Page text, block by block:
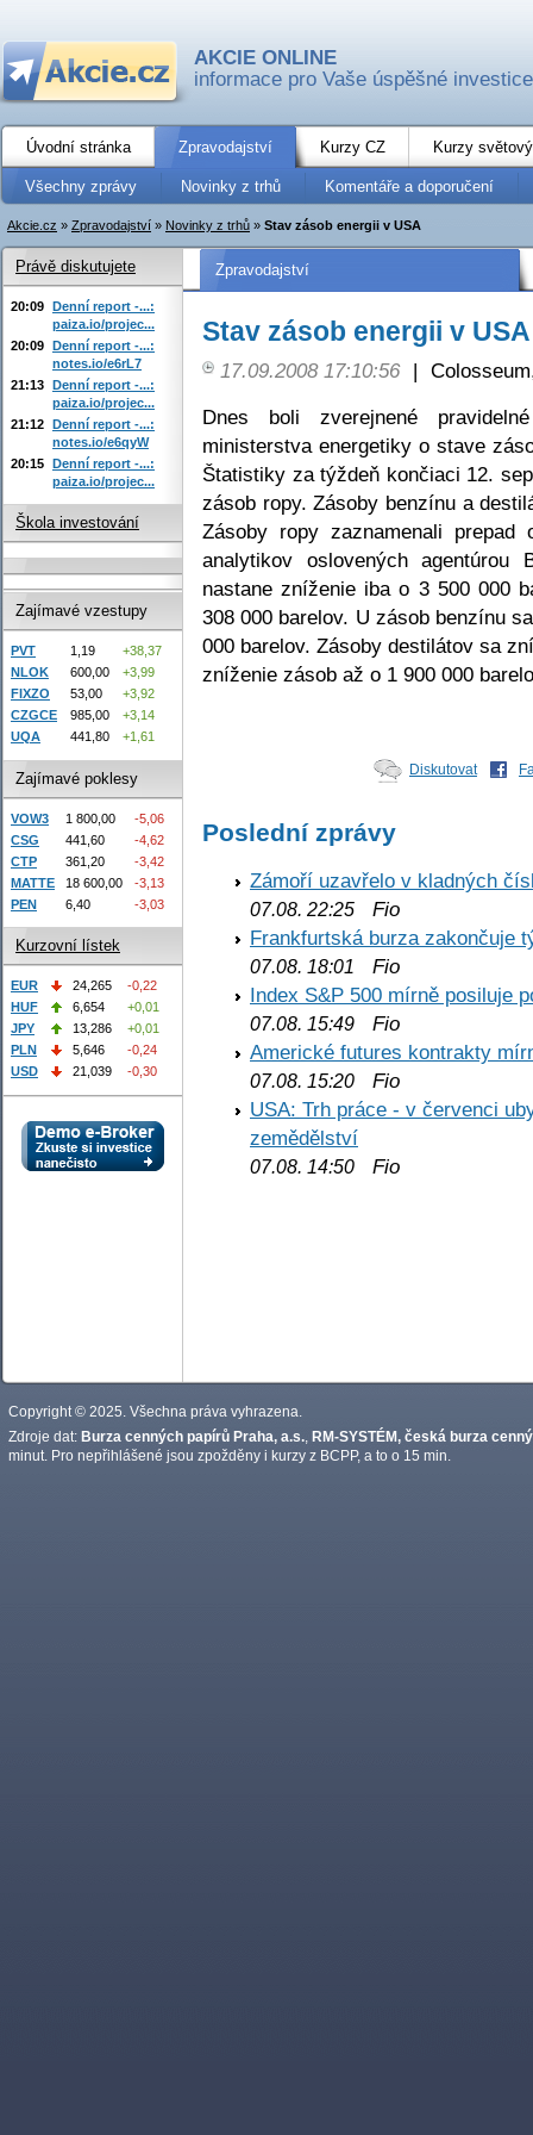
AKCIE ONLINE
informace pro Vaše úspěšné investice
Úvodní stránka Zpravodajství Kurzy CZ Kurzy
Všechny zprávy Novinky z trhů Komentáře a doporučení
Akcie.cz » Zpravodajství » Novinky z trhů » Stav zásob energii v USA
Zpravodajství
Stav zásob energii v USA
17.09.2008 17:10:56 |
Dnes boli zverejnené
ministerstva energetiky o stave
Štatistiky za týždeň končiaci 12.
zásob ropy. Zásoby benzínu a
Zásoby ropy zaznamenali
analytikov oslovených
nastane zníženie iba o 3 500 000
308 000 barelov. U zásob benzínu
000 barelov. Zásoby destilátov sa
zníženie zásob až o 1 900 000
Diskutovat
Poslední zprávy
Zámoří uzavřelo v kladných
07.08. 22:25 Fio
Frankfurtská burza zakončuje
07.08. 18:01
Fio
Index S&P 500 mírně posiluje
07.08. 15:49 Fio
Americké futures kontrakty
07.08. 15:20 Fio
USA: Trh práce - v červenci
zemědělství
07.08. 14:50 Fio
Právě diskutujete
20:09 Denní report -...:
paiza.io/projec...
20:09 Denní report -...:
notes.io/e6rL7
21:13 Denní report -...:
paiza.io/projec...
21:12 Denní report -...:
notes.io/e6qyW
20:15 Denní report -...:
paiza.io/projec...
Škola investování
Zajímavé vzestupy
PVT 1,19
+38,37
NLOK
600,00
+3,99
FIXZO
53,00
+3,92
CZGCE
985,00
+3,14
UQA
441,80 +1,61
Zajímavé poklesy
VOW3 1 800,00
-5,06
CSG
441,60
-4,62
CTP
361,20
-3,42
MATTE
18 600,00
-3,13
PEN
6,40 -3,03
Kurzovní lístek
EUR 24,265
-0,22
HUF
6,654
+0,01
JPY
13,286
+0,01
PLN
5,646
-0,24
USD
21,039 -0,30
Copyright © 2025. Všechna práva vyhrazena.
Zdroje dat: Burza cenných papírů Praha, a.s. RM-SYSTÉM, česká burza
minut. Pro nepřihlášené jsou zpožděny i kurzy z BCPP, a to o 15 min.